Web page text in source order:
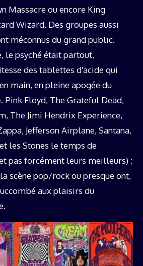
Massacre ou encore King
Wizard. Des groupes aussi
méconnus du grand public.
le psyché était partout,
des tablettes d'acide qui
main, en pleine apogée du
Pink Floyd, The Grateful Dead,
The Jimi Hendrix Experience,
Jefferson Airplane, Santana,
les Stones le temps de
pas forcément leurs meilleurs) :
scène pop/rock ou presque ont,
aux plaisirs du